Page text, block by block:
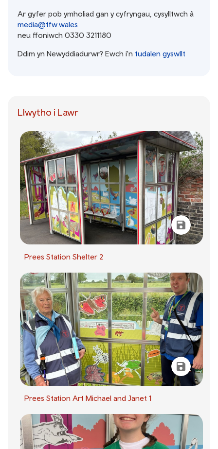
Ar gyfer pob ymholiad gan y cyfryngau, cysylltwch â
media@tfw.wales
neu ffoniwch 0330 3211180
Ddim yn Newyddiadurwr? Ewch i'n tudalen gyswllt
Llwytho i Lawr
Prees Station Shelter 2
Prees Station Art Michael and Janet 1